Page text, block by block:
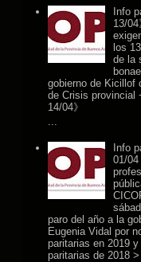
Info
13/
los
de la
gobierno de Kicillof
de Crisis provincial
14/04》
Info
01/
paro del año a la
Eugenia Vidal por
paritarias en 2019
paritarias de 2018 >